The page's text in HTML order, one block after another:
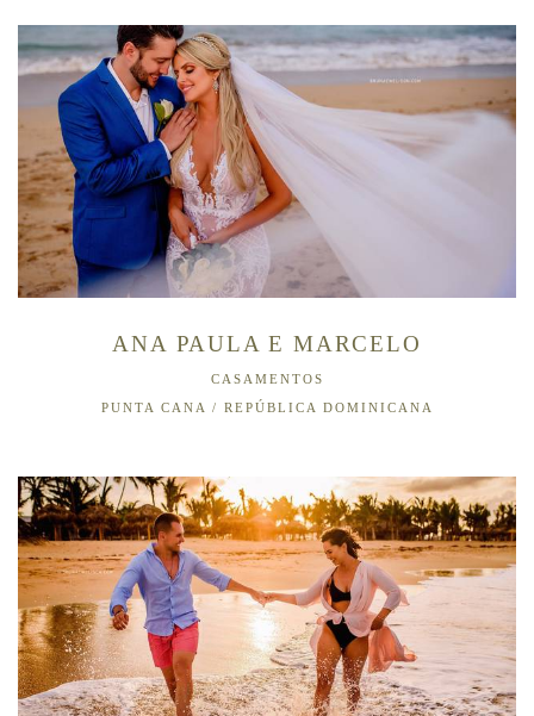
ANA PAULA E MARCELO
CASAMENTOS
PUNTA CANA / REPÚBLICA DOMINICANA